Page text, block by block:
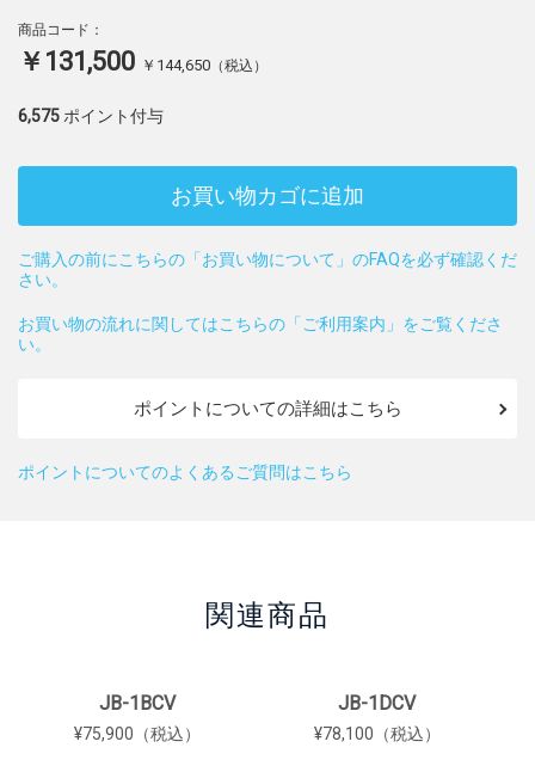
商品コード：
￥131,500 ￥144,650 （税込）
6,575 ポイント付与
お買い物カゴに追加
ご購入の前にこちらの「お買い物について」のFAQを必ず確認くだ
さい。
お買い物の流れに関してはこちらの「ご利用案内」をご覧くださ
い。
ポイントについての詳細はこちら
ポイントについてのよくあるご質問はこちら
関連商品
JB-1BCV
¥75,900（税込）
JB-1DCV
¥78,100（税込）